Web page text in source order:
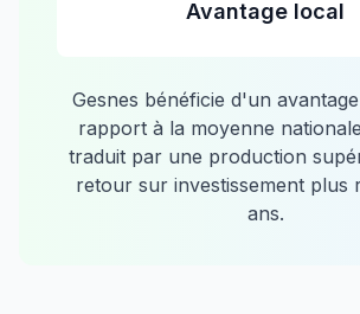
Avantage local
Gesnes bénéficie d'un
rapport à la moyenne
traduit par une production
retour sur investissement plus
ans.